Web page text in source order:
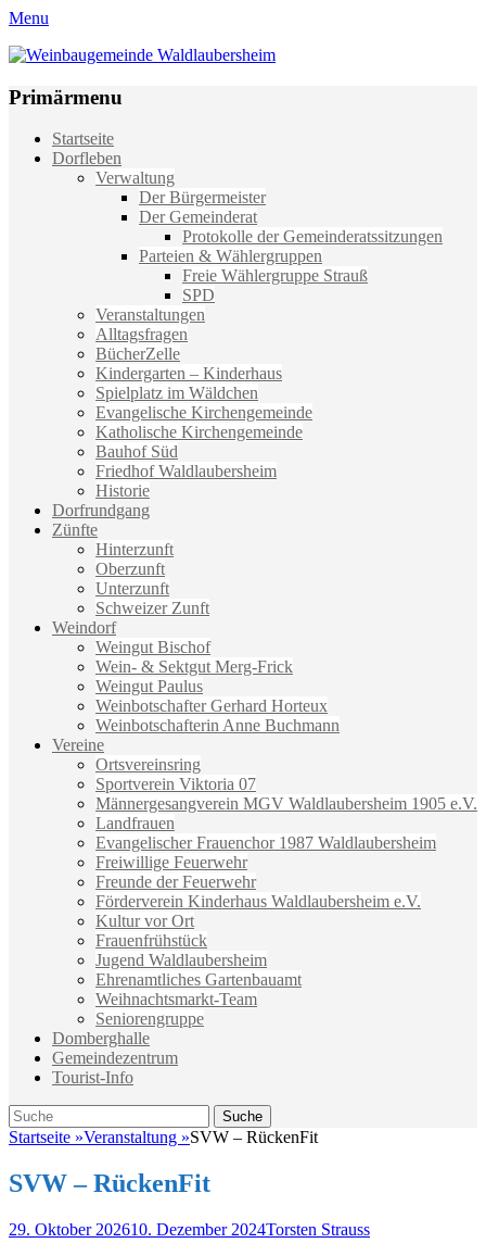
Menu
Weinbaugemeinde Waldlaubersheim
Primärmenu
Weiter
zum
Startseite
Dorfleben
Verwaltung
Der Bürgermeister
Der Gemeinderat
Protokolle der Gemeinderatssitzungen
Parteien & Wählergruppen
Freie Wählergruppe Strauß
SPD
Veranstaltungen
Alltagsfragen
BücherZelle
Kindergarten – Kinderhaus
Spielplatz im Wäldchen
Evangelische Kirchengemeinde
Katholische Kirchengemeinde
Bauhof Süd
Friedhof Waldlaubersheim
Historie
Dorfrundgang
Zünfte
Hinterzunft
Oberzunft
Unterzunft
Schweizer Zunft
Weindorf
Weingut Bischof
Wein- & Sektgut Merg-Frick
Weingut Paulus
Weinbotschafter Gerhard Horteux
Weinbotschafterin Anne Buchmann
Vereine
Ortsvereinsring
Sportverein Viktoria 07
Männergesangverein MGV Waldlaubersheim 1905 e.V.
Landfrauen
Evangelischer Frauenchor 1987 Waldlaubersheim
Freiwillige Feuerwehr
Freunde der Feuerwehr
Förderverein Kinderhaus Waldlaubersheim e.V.
Kultur vor Ort
Frauenfrühstück
Jugend Waldlaubersheim
Ehrenamtliches Gartenbauamt
Weihnachtsmarkt-Team
Seniorengruppe
Domberghalle
Gemeindezentrum
Tourist-Info
Suche
Suche
nach:
Startseite »Veranstaltung »SVW – RückenFit
SVW – RückenFit
Veröffentlicht
29. Oktober 202610. Dezember 2024Autor
Torsten Strauss